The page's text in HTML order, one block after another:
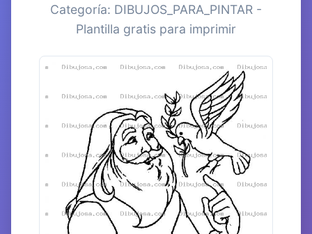
Categoría: DIBUJOS_PARA_PINTAR -
Plantilla gratis para imprimir